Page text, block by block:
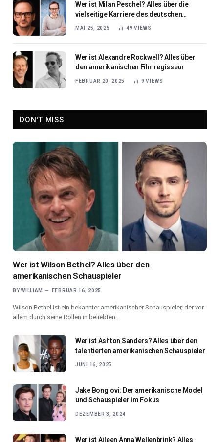
Wer ist Milan Peschel? Alles über die
vielseitige Karriere des deutschen
Schauspielers
MAI 25, 2025 49VIEWS
Wer ist Alexandre Rockwell? Alles über
den amerikanischen Filmregisseur
FEBRUAR 20, 2025 9VIEWS
DON'T MISS
Wer ist Wilson Bethel? Alles über den
amerikanischen Schauspieler
BY WILLIAM FEBRUAR 16, 2025
Wilson Bethel ist ein bekannter amerikanischer Schauspieler, der vor
allem durch seine Rollen in beliebten…
Wer ist Ashton Sanders? Alles über den
talentierten amerikanischen Schauspieler
JUNI 16, 2025
Jake Bongiovi: Der amerikanische Model
und Schauspieler im Fokus
DEZEMBER 3, 2024
Wer ist Aileen Anna Wellenbrink? Alles